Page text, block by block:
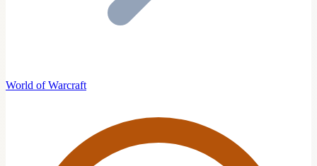
World of Warcraft